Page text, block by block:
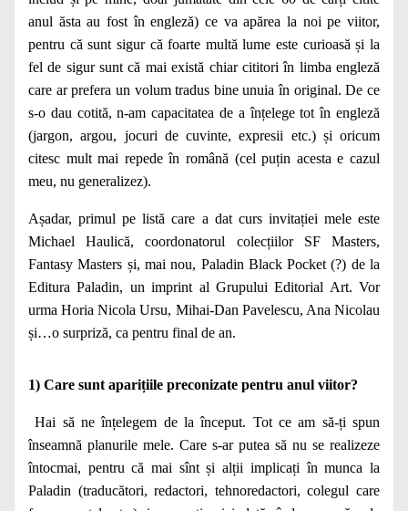
anul ăsta au fost în engleză) ce va apărea la noi pe viitor,
pentru că sunt sigur că foarte multă lume este curioasă și la
fel de sigur sunt că mai există chiar cititori în limba engleză
care ar prefera un volum tradus bine unuia în original. De ce
s-o dau cotită, n-am capacitatea de a înțelege tot în engleză
(jargon, argou, jocuri de cuvinte, expresii etc.) și oricum
citesc mult mai repede în română (cel puțin acesta e cazul
meu, nu generalizez).
Așadar, primul pe listă care a dat curs invitației mele este
Michael Haulică, coordonatorul colecțiilor SF Masters,
Fantasy Masters și, mai nou, Paladin Black Pocket (?) de la
Editura Paladin, un imprint al Grupului Editorial Art. Vor
urma Horia Nicola Ursu, Mihai-Dan Pavelescu, Ana Nicolau
și…o surpriză, ca pentru final de an.
1) Care sunt aparițiile preconizate pentru anul viitor?
Hai să ne înțelegem de la început. Tot ce am să-ți spun
înseamnă planurile mele. Care s-ar putea să nu se realizeze
întocmai, pentru că mai sînt și alții implicați în munca la
Paladin (traducători, redactori, tehnoredactori, colegul care